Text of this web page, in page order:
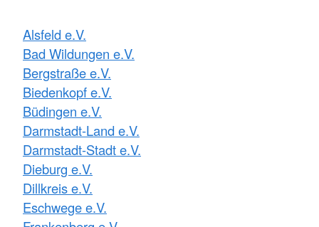
Alsfeld e.V.
Bad Wildungen e.V.
Bergstraße e.V.
Biedenkopf e.V.
Büdingen e.V.
Darmstadt-Land e.V.
Darmstadt-Stadt e.V.
Dieburg e.V.
Dillkreis e.V.
Eschwege e.V.